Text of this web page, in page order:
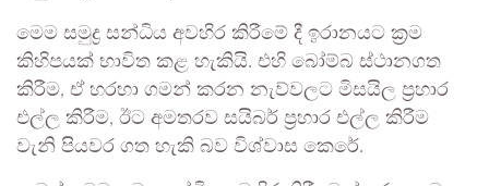
මෙම සමුද්‍ර සන්ධිය අවහිර කිරීමේ දී ඉරානයට ක්‍රම
කිහිපයක් භාවිත කළ හැකියි. එහි බෝම්බ ස්ථානගත
කිරීම, ඒ හරහා ගමන් කරන නැව්වලට මිසයිල ප්‍රහාර
එල්ල කිරීම, ඊට අමතරව සයිබර් ප්‍රහාර එල්ල කිරීම
වැනි පියවර ගත හැකි බව විශ්වාස කෙරේ.